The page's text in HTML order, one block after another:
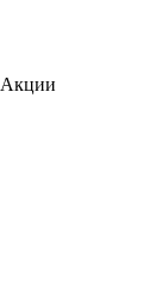
Акции